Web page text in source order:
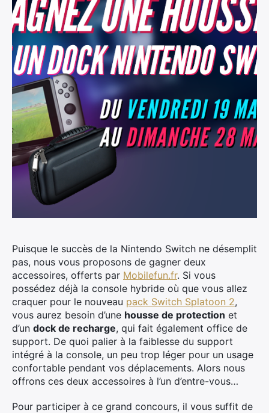
Puisque le succès de la Nintendo Switch ne désemplit
pas, nous vous proposons de gagner deux
accessoires, offerts par Mobilefun.fr. Si vous
possédez déjà la console hybride où que vous allez
craquer pour le nouveau pack Switch Splatoon 2,
vous aurez besoin d’une housse de protection et
d’un dock de recharge, qui fait également office de
support. De quoi palier à la faiblesse du support
intégré à la console, un peu trop léger pour un usage
confortable pendant vos déplacements. Alors nous
offrons ces deux accessoires à l’un d’entre-vous…
Pour participer à ce grand concours, il vous suffit de